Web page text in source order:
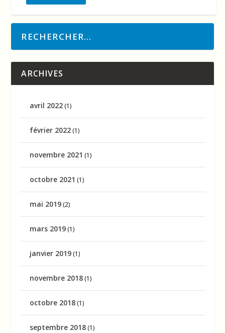
ARCHIVES
avril 2022 (1)
février 2022 (1)
novembre 2021 (1)
octobre 2021 (1)
mai 2019 (2)
mars 2019 (1)
janvier 2019 (1)
novembre 2018 (1)
octobre 2018 (1)
septembre 2018 (1)